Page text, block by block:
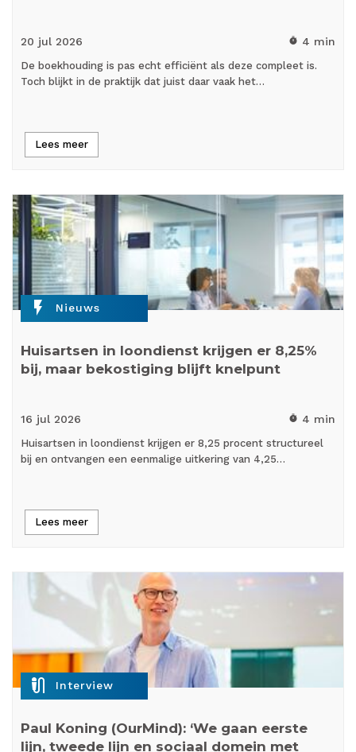
20 jul 2026 timer 4 min
De boekhouding is pas echt efficiënt als deze compleet is.
Toch blijkt in de praktijk dat juist daar vaak het…
Lees meer
flash_on Nieuws
Huisartsen in loondienst krijgen er 8,25%
bij, maar bekostiging blijft knelpunt
16 jul 2026 timer 4 min
Huisartsen in loondienst krijgen er 8,25 procent structureel
bij en ontvangen een eenmalige uitkering van 4,25…
Lees meer
mic_external_on Interview
Paul Koning (OurMind): ‘We gaan eerste
lijn, tweede lijn en sociaal domein met